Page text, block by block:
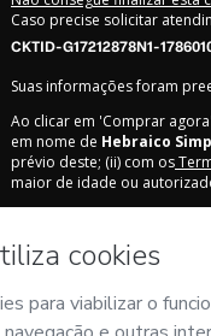
Caso precise solicitar
CKTID-G17212878N1-
Suas informações foram
Ao clicar em 'Comprar
em nome de Hebraico
prévio deste; (ii) com os
maior de idade ou
Hotmart ©2026- Todos os